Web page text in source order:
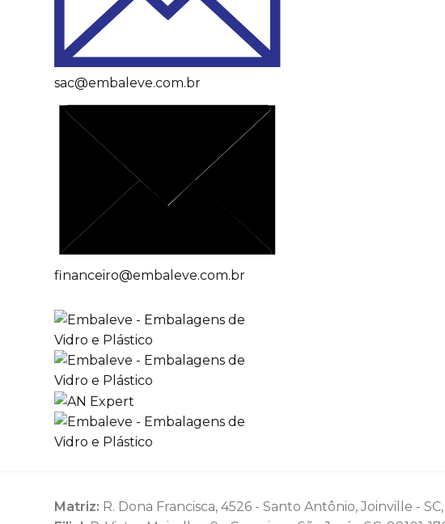
sac@embaleve.com.br
financeiro@embaleve.com.br
Matriz: R. Dona Francisca, 4526 - Santo Antônio, Joinville - SC,